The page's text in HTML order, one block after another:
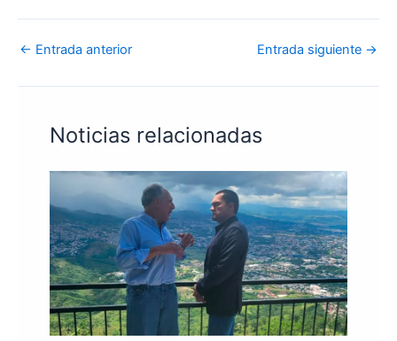
← Entrada anterior Entrada siguiente →
Noticias relacionadas